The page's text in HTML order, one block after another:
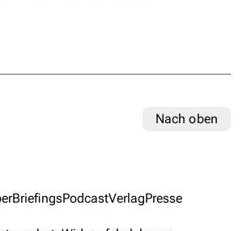
Nach oben
BriefingsPodcastVerlagPresse